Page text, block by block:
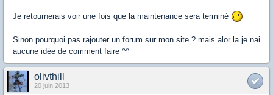
Je retournerais voir une fois que la maintenance sera terminé
Sinon pourquoi pas rajouter un forum sur mon site ? mais alor la je nai
aucune idée de comment faire ^^
olivthill
20 juin 2013